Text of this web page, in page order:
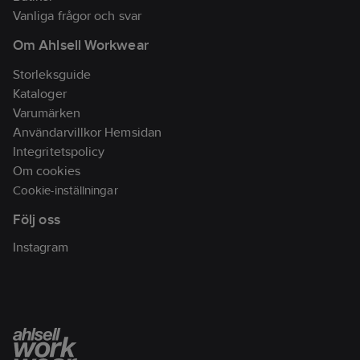
dessutom extra skydd
• Vattenavvisande
yttermaterial av
återvunnen polyester
och BCI-bomull
• Vaddering av
återvunnen polyester
• Tejpade sömmar i
• Två stora framfickor
• Innerficka med
• Snören i midjan för
Vanliga frågor och svar
Om Ahlsell Workwear
Storleksguide
Kataloger
Varumärken
Användarvillkor Hemsidan
Integritetspolicy
Om cookies
Cookie-inställningar
Följ oss
Instagram